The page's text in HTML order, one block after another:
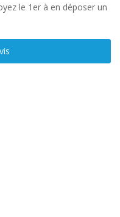
le 1er à en déposer un